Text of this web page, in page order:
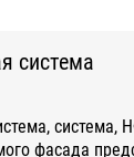
система
система,
фасада